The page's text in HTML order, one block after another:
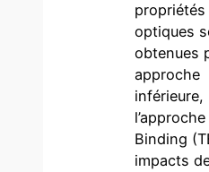
propriétés
optiques
obtenues
approche
inférieure,
Binding
impacts